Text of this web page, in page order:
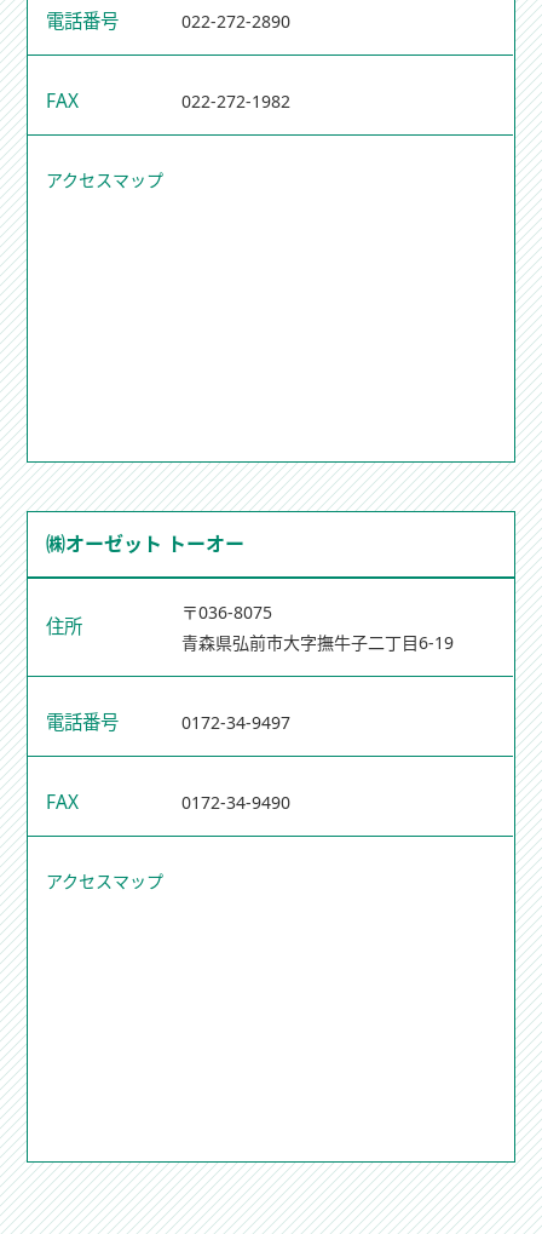
電話番号 022-272-2890
FAX 022-272-1982
アクセスマップ
㈱オーゼット トーオー
住所
〒036-8075
青森県弘前市大字撫牛子二丁目6-19
電話番号 0172-34-9497
FAX 0172-34-9490
アクセスマップ